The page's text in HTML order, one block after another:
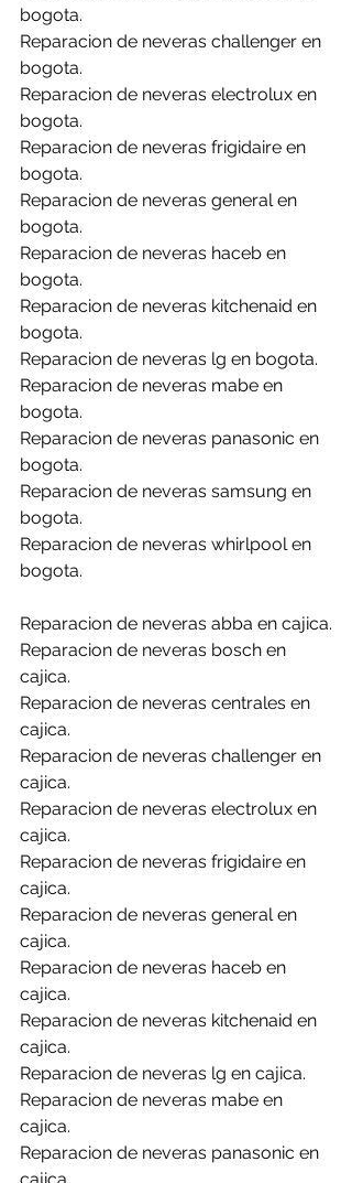
bogota.
Reparacion de neveras challenger en
bogota.
Reparacion de neveras electrolux en
bogota.
Reparacion de neveras frigidaire en
bogota.
Reparacion de neveras general en
bogota.
Reparacion de neveras haceb en
bogota.
Reparacion de neveras kitchenaid en
bogota.
Reparacion de neveras lg en bogota.
Reparacion de neveras mabe en
bogota.
Reparacion de neveras panasonic en
bogota.
Reparacion de neveras samsung en
bogota.
Reparacion de neveras whirlpool en
bogota.
Reparacion de neveras abba en cajica.
Reparacion de neveras bosch en
cajica.
Reparacion de neveras centrales en
cajica.
Reparacion de neveras challenger en
cajica.
Reparacion de neveras electrolux en
cajica.
Reparacion de neveras frigidaire en
cajica.
Reparacion de neveras general en
cajica.
Reparacion de neveras haceb en
cajica.
Reparacion de neveras kitchenaid en
cajica.
Reparacion de neveras lg en cajica.
Reparacion de neveras mabe en
cajica.
Reparacion de neveras panasonic en
cajica.